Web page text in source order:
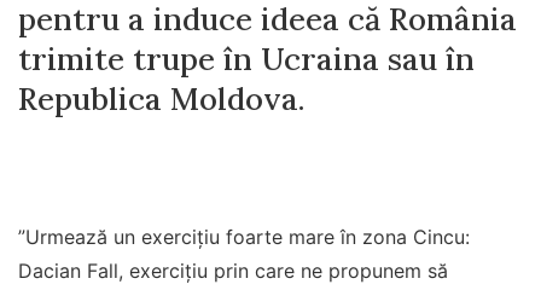
pentru a induce ideea că România
trimite trupe în Ucraina sau în
Republica Moldova.
”Urmează un exerciţiu foarte mare în zona Cincu:
Dacian Fall, exerciţiu prin care ne propunem să